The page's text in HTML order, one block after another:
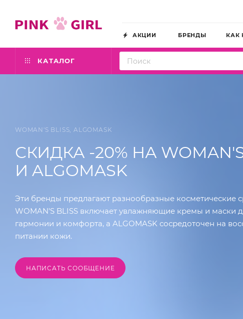
АКЦИИ БРЕНДЫ КАК
КАТАЛОГ
WOMAN'S BLISS, ALGOMASK
СКИДКА -20% НА
И ALGOMASK
Эти бренды предлагают разнообразные косметические
WOMAN'S BLISS включает увлажняющие кремы и маски
гармонии и комфорта, а ALGOMASK сосредоточен на
питании кожи.
НАПИСАТЬ СООБЩЕНИЕ